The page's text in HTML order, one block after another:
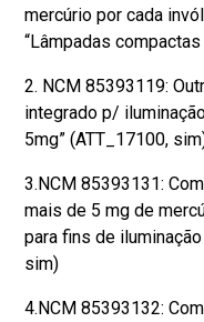
mercúrio por cada
“Lâmpadas
2. NCM 85393119:
integrado p/
5mg” (ATT_17100,
3.NCM 85393131:
mais de 5 mg de
para fins de
sim)
4.NCM 85393132: